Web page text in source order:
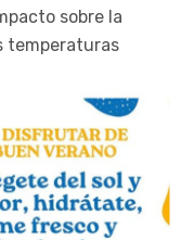
sobre la
temperaturas